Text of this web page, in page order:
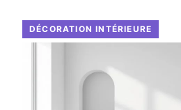
DÉCORATION INTÉRIEURE